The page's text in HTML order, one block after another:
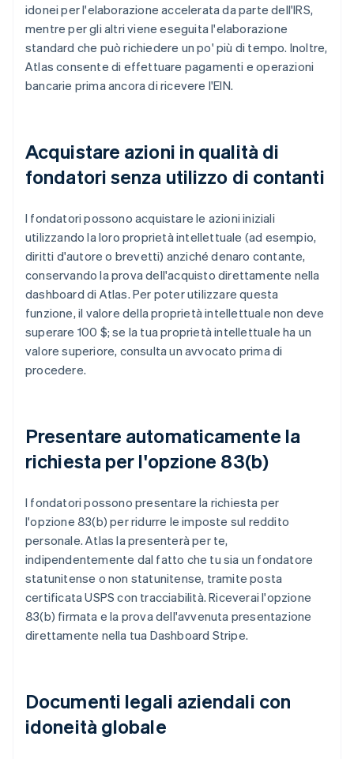
idonei per l'elaborazione accelerata da parte dell'IRS,
mentre per gli altri viene eseguita l'elaborazione
standard che può richiedere un po' più di tempo. Inoltre,
Atlas consente di effettuare pagamenti e operazioni
bancarie prima ancora di ricevere l'EIN.
Acquistare azioni in qualità di
fondatori senza utilizzo di contanti
I fondatori possono acquistare le azioni iniziali
utilizzando la loro proprietà intellettuale (ad esempio,
diritti d'autore o brevetti) anziché denaro contante,
conservando la prova dell'acquisto direttamente nella
dashboard di Atlas. Per poter utilizzare questa
funzione, il valore della proprietà intellettuale non deve
superare 100 $; se la tua proprietà intellettuale ha un
valore superiore, consulta un avvocato prima di
procedere.
Presentare automaticamente la
richiesta per l'opzione 83(b)
I fondatori possono presentare la richiesta per
l'opzione 83(b) per ridurre le imposte sul reddito
personale. Atlas la presenterà per te,
indipendentemente dal fatto che tu sia un fondatore
statunitense o non statunitense, tramite posta
certificata USPS con tracciabilità. Riceverai l'opzione
83(b) firmata e la prova dell'avvenuta presentazione
direttamente nella tua Dashboard Stripe.
Documenti legali aziendali con
idoneità globale